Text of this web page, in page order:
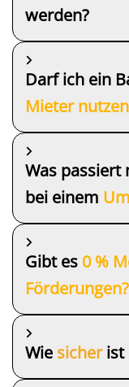
werden?
Darf ich ein
Mieter
Was
bei einem
Gibt es 0 %
Förderungen?
Wie sicherist